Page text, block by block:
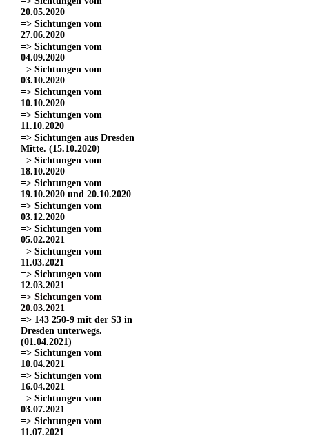
20.05.2020
=> Sichtungen vom
27.06.2020
=> Sichtungen vom
04.09.2020
=> Sichtungen vom
03.10.2020
=> Sichtungen vom
10.10.2020
=> Sichtungen vom
11.10.2020
=> Sichtungen aus Dresden
Mitte. (15.10.2020)
=> Sichtungen vom
18.10.2020
=> Sichtungen vom
19.10.2020 und 20.10.2020
=> Sichtungen vom
03.12.2020
=> Sichtungen vom
05.02.2021
=> Sichtungen vom
11.03.2021
=> Sichtungen vom
12.03.2021
=> Sichtungen vom
20.03.2021
=> 143 250-9 mit der S3 in
Dresden unterwegs.
(01.04.2021)
=> Sichtungen vom
10.04.2021
=> Sichtungen vom
16.04.2021
=> Sichtungen vom
03.07.2021
=> Sichtungen vom
11.07.2021